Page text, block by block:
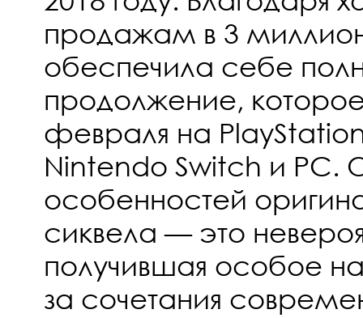
продажам в 3
обеспечила себе
продолжение,
февраля на
Nintendo Switch и PC.
особенностей
сиквела — это
получившая особое
за сочетания